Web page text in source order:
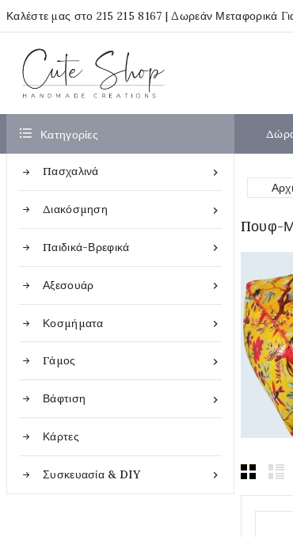
Καλέστε μας στο 215 215 8167 | Δωρεάν Μεταφορικά
 Κατηγορίες

Πασχαλινά

Διακόσμηση

Παιδικά-Βρεφικά

Αξεσουάρ

Κοσμήματα

Γάμος

Βάφτιση
Κάρτες

Συσκευασία & DIY
Φίλτρο Με
Διαθέσιμο
Τιμή
Πουφ-